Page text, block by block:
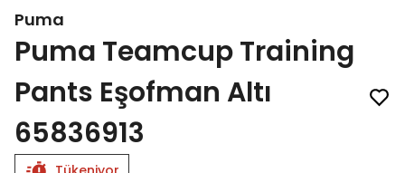
Puma
Puma Teamcup Training
Pants Eşofman Altı
65836913